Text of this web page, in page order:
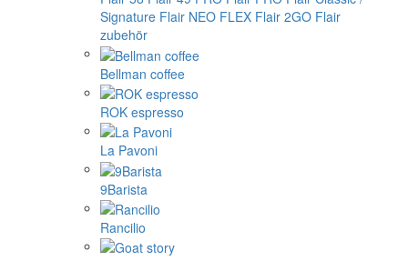
Signature Flair NEO FLEX Flair 2GO Flair
zubehör
Bellman coffee
ROK espresso
La Pavoni
9Barista
Rancilio